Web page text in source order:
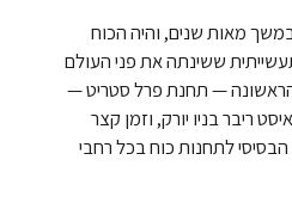
מאות שנים, והיה הכוח
ששינתה את פני העולם
— תחנת פרל סטריט —
בספטמבר 1882 באיסט ריבר בניו יורק, וזמן קצר
לתחנות כוח בכל רחבי